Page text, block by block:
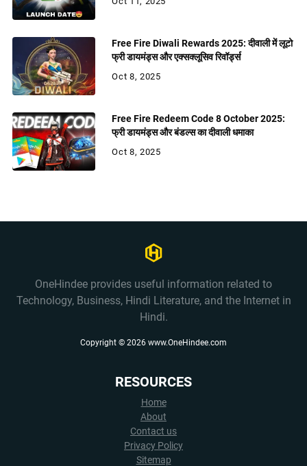
Free Fire Diwali Rewards 2025: दीवाली में लूटो
फ्री डायमंड्स और एक्सक्लूसिव रिवॉर्ड्स
Oct 8, 2025
Free Fire Redeem Code 8 October 2025:
फ्री डायमंड्स और बंडल्स का दीवाली धमाका
Oct 8, 2025
OneHindee provides useful information related to
Technology, Business, Hindi Literature, and the Internet in
Hindi.
Copyright © 2026 www.OneHindee.com
RESOURCES
Home
About
Contact us
Privacy Policy
Sitemap